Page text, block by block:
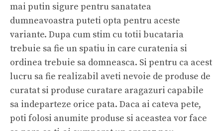
mai putin sigure pentru sanatatea
dumneavoastra puteti opta pentru aceste
variante. Dupa cum stim cu totii bucataria
trebuie sa fie un spatiu in care curatenia si
ordinea trebuie sa domneasca. Si pentru ca acest
lucru sa fie realizabil aveti nevoie de produse de
curatat si produse curatare aragazuri capabile
sa indeparteze orice pata. Daca ai cateva pete,
poti folosi anumite produse si aceastea vor face